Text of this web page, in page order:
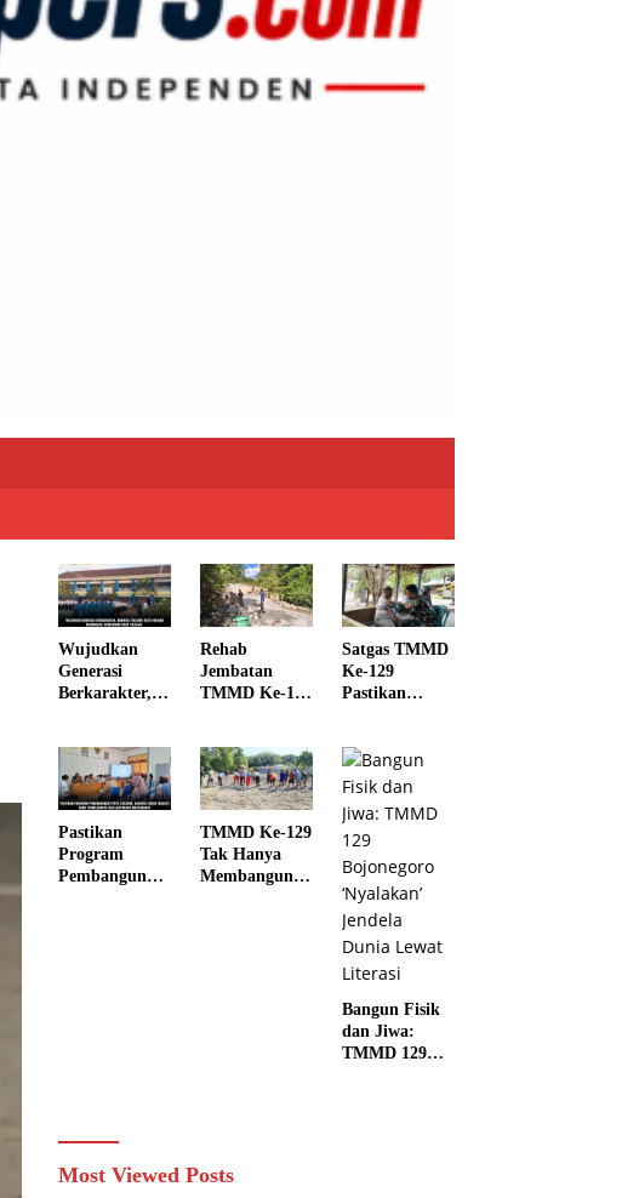
Wujudkan
Generasi
Berkarakter,
Berikan
Manunggal
Pendidikan
Pada Pelajar
Rehab
Jembatan
TMMD Ke-129
Selatan
Hampir
Rampung,
Perkuat Akses
dan
Tingkatkan
Mobilitas
Satgas TMMD
Ke-129
Pastikan
Masyarakat
dan Personel
Demi
Suksesnya
TMMD di
Kampung
Sesor
Pastikan
Program
Pembangunan
TMMD Ke-129
Tak Hanya
Membangun,
Bangun Fisik
dan Jiwa:
TMMD 129
Most Viewed Posts